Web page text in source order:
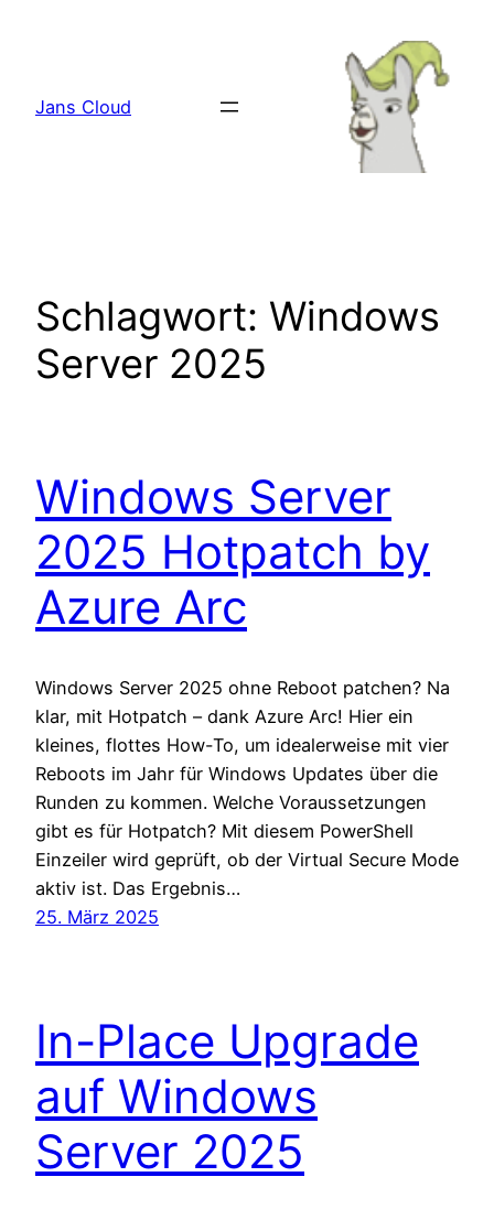
Jans Cloud
Schlagwort: Windows
Server 2025
Windows Server
2025 Hotpatch by
Azure Arc
Windows Server 2025 ohne Reboot patchen? Na
klar, mit Hotpatch – dank Azure Arc! Hier ein
kleines, flottes How-To, um idealerweise mit vier
Reboots im Jahr für Windows Updates über die
Runden zu kommen. Welche Voraussetzungen
gibt es für Hotpatch? Mit diesem PowerShell
Einzeiler wird geprüft, ob der Virtual Secure Mode
aktiv ist. Das Ergebnis…
25. März 2025
In-Place Upgrade
auf Windows
Server 2025